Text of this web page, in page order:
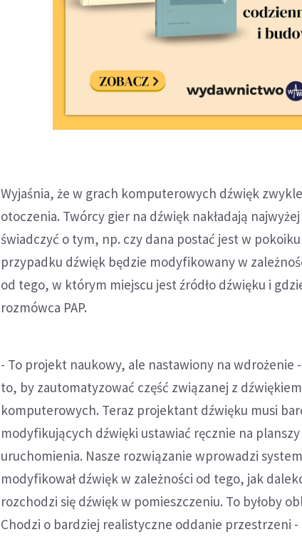
Wyjaśnia, że w grach komputerowych dźwięk
otoczenia. Twórcy gier na dźwięk nakładają
świadczyć o tym, np. czy dana postać jest w
przypadku dźwięk będzie modyfikowany w
od tego, w którym miejscu jest źródło dźwięku i
rozmówca PAP.
- To projekt naukowy, ale nastawiony na wdrożenie
to, by zautomatyzować część związanej z
komputerowych. Teraz projektant dźwięku musi
modyfikujących dźwięki ustawiać ręcznie na
uruchomienia. Nasze rozwiązanie wprowadzi
modyfikował dźwięk w zależności od tego, jak
rozchodzi się dźwięk w pomieszczeniu. To byłoby
Chodzi o bardziej realistyczne oddanie przestrzeni -